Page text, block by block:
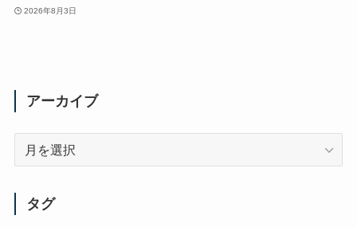
2026年8月3日
アーカイブ
タグ